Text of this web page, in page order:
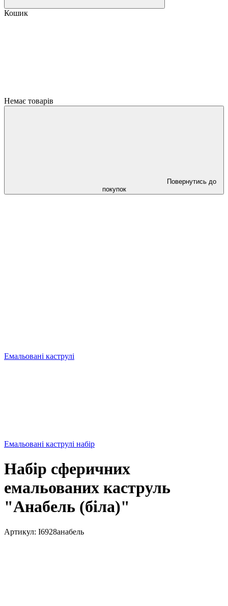
Кошик
Немає товарів
Повернутись до
покупок
Емальовані каструлі
Емальовані каструлі набір
Набір сферичних
емальованих каструль
"Анабель (біла)"
Артикул: I6928анабель